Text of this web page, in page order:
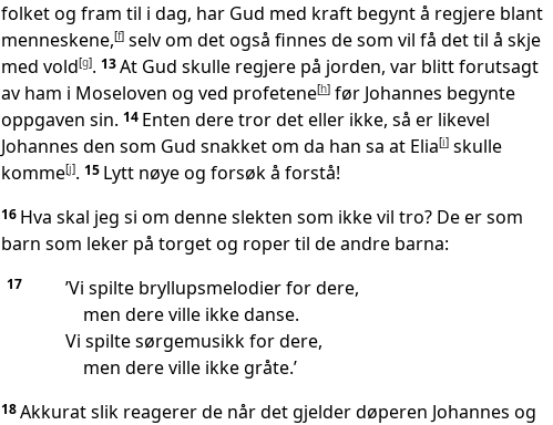
folket og fram til i dag, har Gud med kraft begynt å regjere blant
menneskene,[f] selv om det også finnes de som vil få det til å skje
med vold[g]. 13At Gud skulle regjere på jorden, var blitt forutsagt
av ham i Moseloven og ved profetene[h] før Johannes begynte
oppgaven sin. 14 Enten dere tror det eller ikke, så er likevel
Johannes den som Gud snakket om da han sa at Elia[i] skulle
komme[j]. 15 Lytt nøye og forsøk å forstå!
16 Hva skal jeg si om denne slekten som ikke vil tro? De er som
barn som leker på torget og roper til de andre barna:
17
’Vi spilte bryllupsmelodier for dere,
men dere ville ikke danse.
Vi spilte sørgemusikk for dere,
men dere ville ikke gråte.’
18Akkurat slik reagerer de når det gjelder døperen Johannes og